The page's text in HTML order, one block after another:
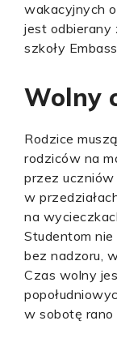
wakacyjnych
jest odbierany
szkoły
Wolny
Rodzice
rodziców na
przez uczniów
w
na
Studentom
bez nadzoru,
Czas wolny
w sobotę